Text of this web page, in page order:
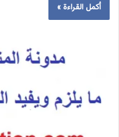
أكمل القراءة »